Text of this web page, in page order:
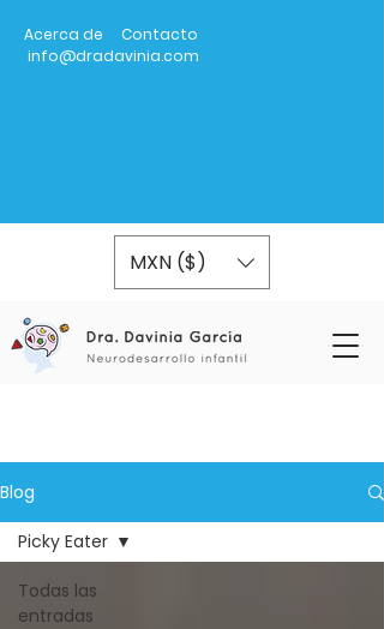
Acerca de
Contacto
info@dradavinia.com
MXN ($)
Blog
Todas las
entradas
Picky Eater